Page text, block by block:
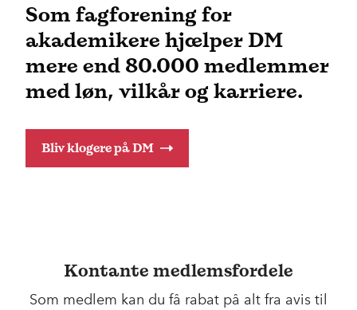
Som fagforening for
akademikere hjælper DM
mere end 80.000 medlemmer
med løn, vilkår og karriere.
Bliv klogere på DM
Kontante medlemsfordele
Som medlem kan du få rabat på alt fra avis til